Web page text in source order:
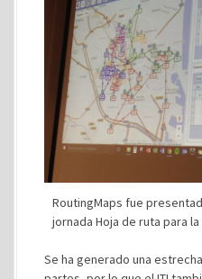
RoutingMaps fue
jornada Hoja de ruta para
Se ha generado una